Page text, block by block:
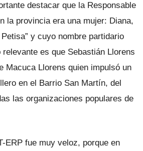
destacar que la Responsable
la provincia era una mujer: Diana,
y cuyo nombre partidario
relevante es que Sebastián Llorens
Macuca Llorens quien impulsó un
en el Barrio San Martín, del
las organizaciones populares de
ERP fue muy veloz, porque en